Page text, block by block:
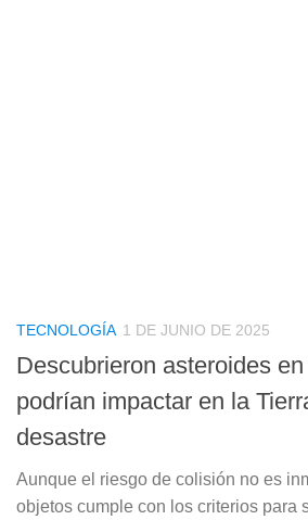
TECNOLOGÍA 1 DE JUNIO DE 2025
Descubrieron asteroides
podrían impactar en la
desastre
Aunque el riesgo de colisión no es
objetos cumple con los criterios para